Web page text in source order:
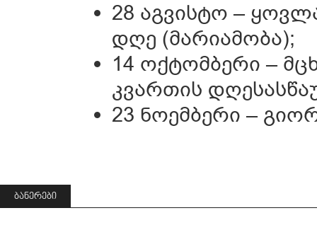
28 აგვისტო –
დღე (მარიამობა);
14 ოქტომბერი –
კვართის
23 ნოემბერი –
ᲑᲐᲜᲔᲠᲔᲑᲘ